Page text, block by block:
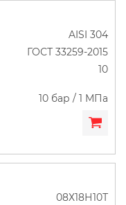
AISI 304
ГОСТ 33259-2015
10
10 бар / 1 МПа
08Х18Н10Т